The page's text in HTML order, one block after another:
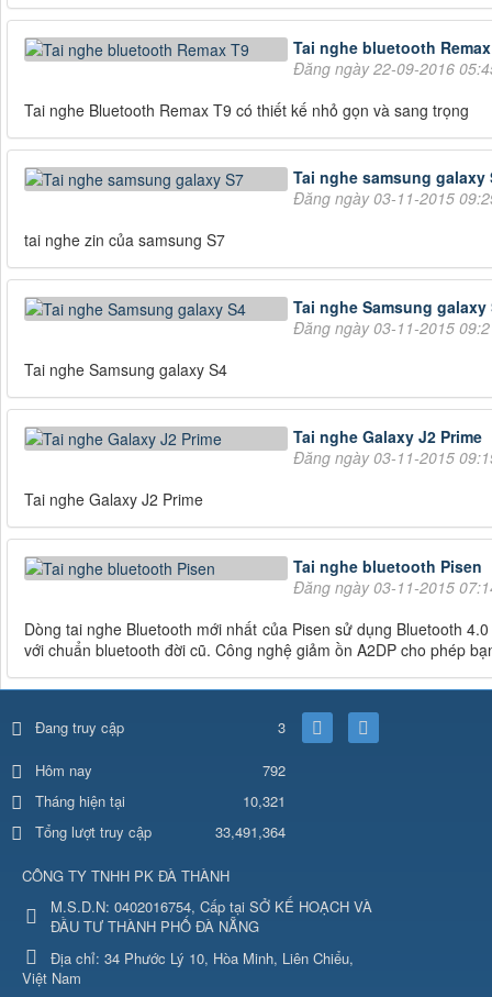
Tai nghe bluetooth
Đăng ngày 22-09-2016
Tai nghe Bluetooth Remax T9 có thiết kế nhỏ gọn và sang trọng
Tai nghe samsung galaxy
Đăng ngày 03-11-2015
tai nghe zin của samsung S7
Tai nghe Samsung galaxy
Đăng ngày 03-11-2015
Tai nghe Samsung galaxy S4
Tai nghe Galaxy J2 Prime
Đăng ngày 03-11-2015
Tai nghe Galaxy J2 Prime
Tai nghe bluetooth Pisen
Đăng ngày 03-11-2015
Dòng tai nghe Bluetooth mới nhất của Pisen sử dụng Bluetooth
với chuẩn bluetooth đời cũ. Công nghệ giảm ồn A2DP cho phép
Đang truy cập 3
Hôm nay
792
Tháng hiện tại
10,321
Tổng lượt truy cập
33,491,364
CÔNG TY TNHH PK ĐÀ THÀNH
M.S.D.N: 0402016754, Cấp tại SỞ KẾ HOẠCH VÀ
ĐẦU TƯ THÀNH PHỐ ĐÀ NẴNG
Địa chỉ: 34 Phước Lý 10, Hòa Minh, Liên Chiểu,
Việt Nam